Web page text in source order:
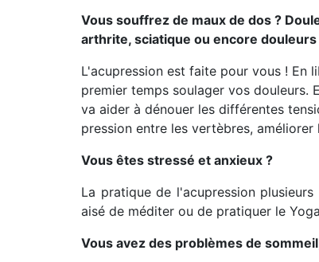
Vous souffrez de maux de dos ?
arthrite, sciatique ou encore
L'acupression est faite pour vous ! En
premier temps soulager vos douleurs.
va aider à dénouer les différentes
pression entre les vertèbres,
Vous êtes stressé et anxieux ?
La pratique de l'acupression
aisé de méditer ou de pratiquer le
Vous avez des problèmes de